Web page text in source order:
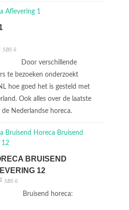
SBS 6
Door verschillende
te bezoeken onderzoekt
hoe goed het is gesteld met
Ook alles over de laatste
Nederlandse horeca.
BRUISEND
12
SBS 6
Bruisend horeca: